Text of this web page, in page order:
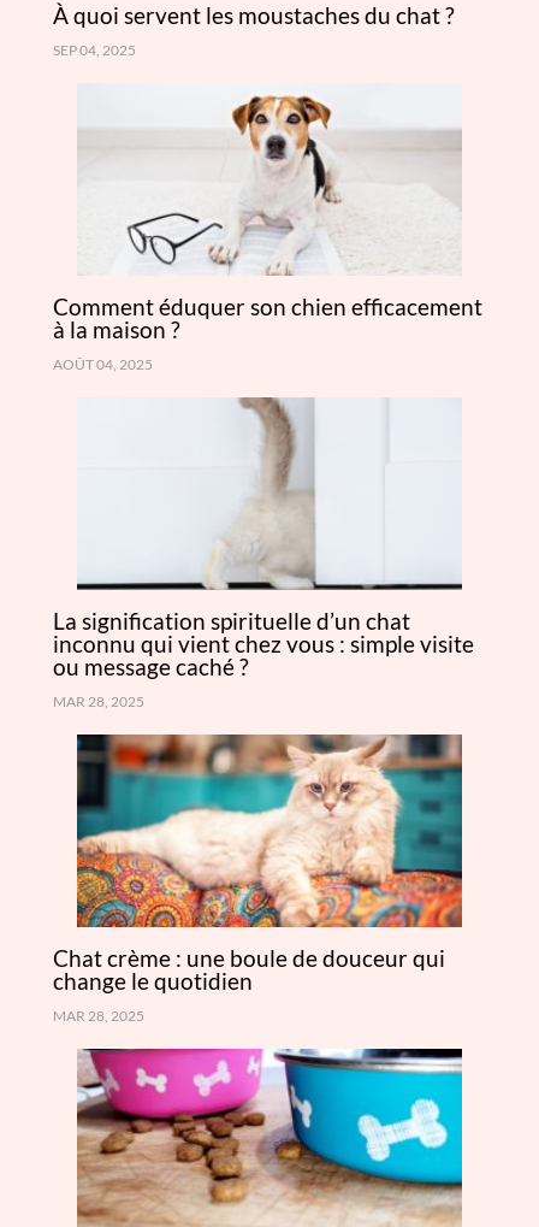
À quoi servent les moustaches du chat ?
SEP 04, 2025
Comment éduquer son chien efficacement
à la maison ?
AOÛT 04, 2025
La signification spirituelle d’un chat
inconnu qui vient chez vous : simple visite
ou message caché ?
MAR 28, 2025
Chat crème : une boule de douceur qui
change le quotidien
MAR 28, 2025